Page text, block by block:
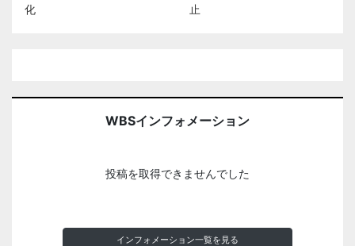
化
止
WBSインフォメーション
投稿を取得できませんでした
インフォメーション一覧を見る